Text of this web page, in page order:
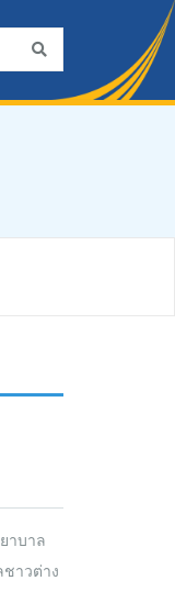
าบาล
าวต่าง